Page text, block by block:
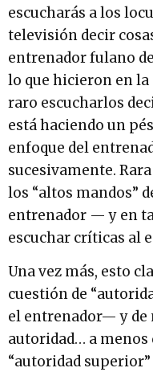
escucharás a los
televisión decir
entrenador fulano
lo que hicieron en la
raro escucharlos
está haciendo un
enfoque del
sucesivamente.
los “altos mandos”
entrenador — y en
escuchar críticas al
Una vez más, esto
cuestión de
el entrenador— y de
autoridad… a menos
“autoridad